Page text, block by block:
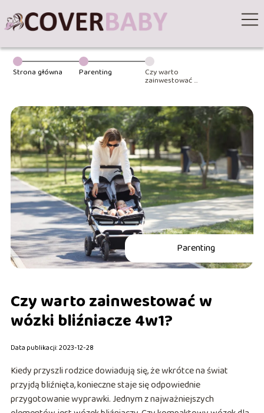
Strona główna Parenting Czy warto
zainwestować w
Parenting
Czy warto zainwestować w
wózki bliźniacze 4w1?
Data publikacji: 2023-12-28
Kiedy przyszli rodzice dowiadują się, że wkrótce na świat
przyjdą bliźnięta, konieczne staje się odpowiednie
przygotowanie wyprawki. Jednym z najważniejszych